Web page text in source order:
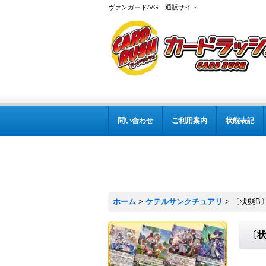
ヴァンガード/VG 通販サイト
問い合わせ ご利用案内 状態表記
ホーム > ケテルサンクチュアリ > 〔状態
〔